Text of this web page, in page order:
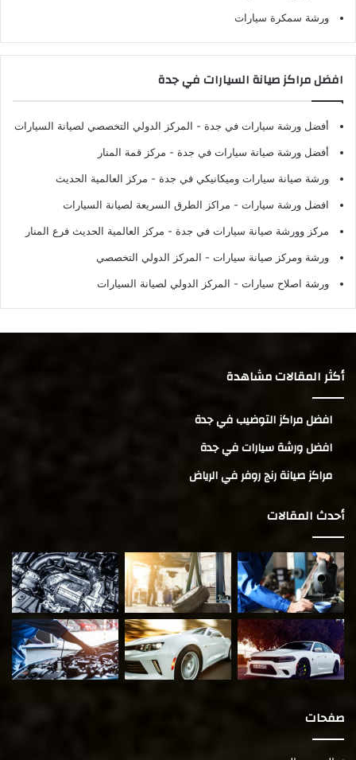
ورشة سمكرة سيارات
افضل مراكز صيانة السيارات في جدة
أفضل ورشة سيارات في جدة - المركز الدولي التخصصي لصيانة السيارات
أفضل ورشة صيانة سيارات في جدة - مركز قمة المنار
ورشة صيانة سيارات وميكانيكي في جدة - مركز العالمية الحديث
افضل ورشة سيارات - مراكز الطرق السريعة لصيانة السيارات
مركز وورشة صيانة سيارات في جدة - مركز العالمية الحديث فرع المنار
ورشة ومركز صيانة سيارات - المركز الدولي التخصصي
ورشة اصلاح سيارات - المركز الدولي لصيانة السيارات
أكثر المقالات مشاهدة
افضل مراكز التوضيب في جدة
افضل ورشة سيارات في جدة
مراكز صيانة رنج روفر في الرياض
أحدث المقالات
صفحات